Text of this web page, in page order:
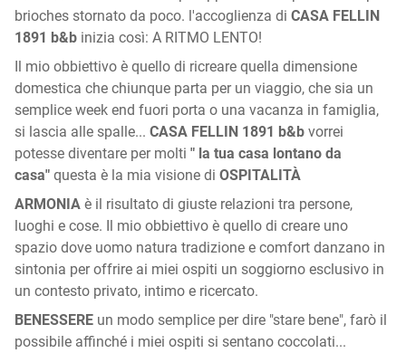
brioches stornato da poco. l'accoglienza di CASA FELLIN
1891 b&b inizia così: A RITMO LENTO!
Il mio obbiettivo è quello di ricreare quella dimensione
domestica che chiunque parta per un viaggio, che sia un
semplice week end fuori porta o una vacanza in famiglia,
si lascia alle spalle... CASA FELLIN 1891 b&b vorrei
potesse diventare per molti " la tua casa lontano da
casa" questa è la mia visione di OSPITALITÀ
ARMONIA è il risultato di giuste relazioni tra persone,
luoghi e cose. Il mio obbiettivo è quello di creare uno
spazio dove uomo natura tradizione e comfort danzano in
sintonia per offrire ai miei ospiti un soggiorno esclusivo in
un contesto privato, intimo e ricercato.
BENESSERE un modo semplice per dire "stare bene", farò il
possibile affinché i miei ospiti si sentano coccolati...